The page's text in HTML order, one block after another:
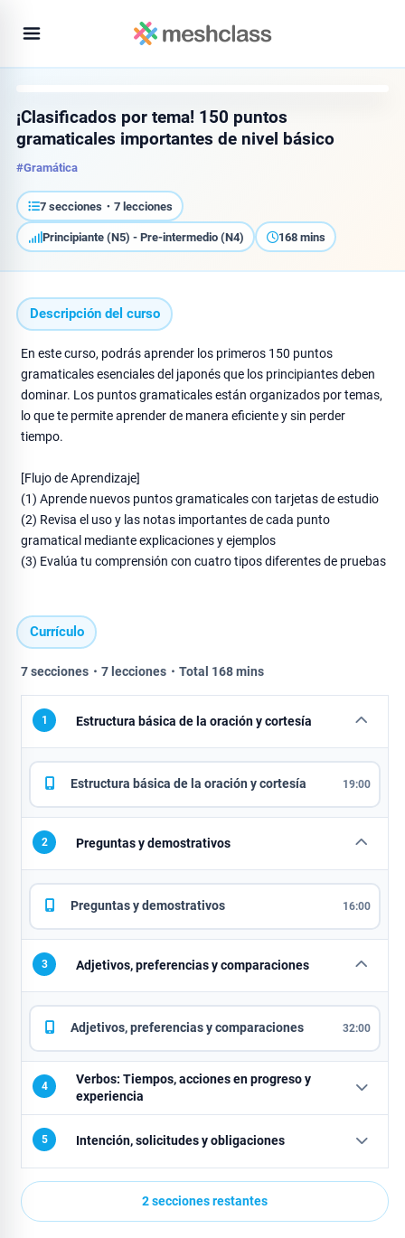
¡Clasificados por tema! 150 puntos
gramaticales importantes de nivel básico
#Gramática
7 secciones・7 lecciones
Principiante (N5) - Pre-intermedio (N4) 168 mins
Descripción del curso
En este curso, podrás aprender los primeros 150 puntos
gramaticales esenciales del japonés que los principiantes deben
dominar. Los puntos gramaticales están organizados por temas,
lo que te permite aprender de manera eficiente y sin perder
tiempo.
[Flujo de Aprendizaje]
(1) Aprende nuevos puntos gramaticales con tarjetas de estudio
(2) Revisa el uso y las notas importantes de cada punto
gramatical mediante explicaciones y ejemplos
(3) Evalúa tu comprensión con cuatro tipos diferentes de pruebas
Currículo
7 secciones・7 lecciones・Total 168 mins
1 Estructura básica de la oración y cortesía
Estructura básica de la oración y cortesía 19:00
2 Preguntas y demostrativos
Preguntas y demostrativos 16:00
3 Adjetivos, preferencias y comparaciones
Adjetivos, preferencias y comparaciones 32:00
4
Verbos: Tiempos, acciones en progreso y
experiencia
5 Intención, solicitudes y obligaciones
2 secciones restantes